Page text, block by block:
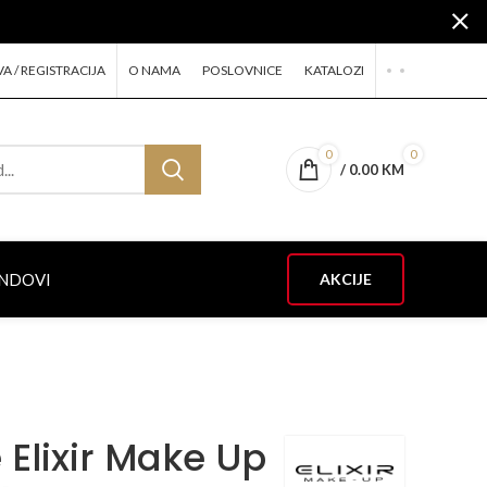
/ REGISTRACIJA O NAMA POSLOVNICE KATALOZI
0 0
/ 0.00 KM
AKCIJE
Make Up